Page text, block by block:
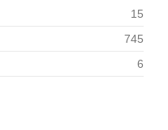
15
745
6